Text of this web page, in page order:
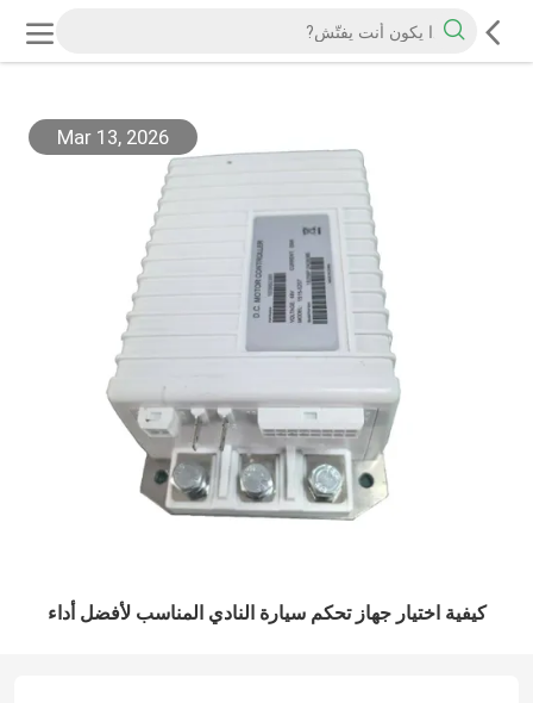
Mar 13, 2026
كيفية اختيار جهاز تحكم سيارة النادي المناسب لأفضل أداء